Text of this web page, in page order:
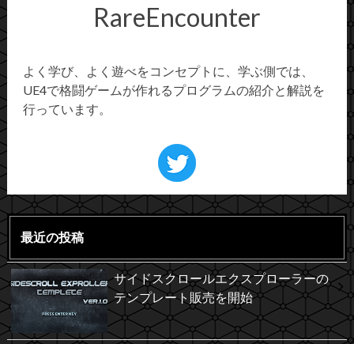
RareEncounter
よく学び、よく遊べをコンセプトに、学ぶ側では、
UE4で格闘ゲームが作れるプログラムの紹介と解説を
行っています。
最近の投稿
サイドスクロールエクスプローラーの
テンプレート販売を開始